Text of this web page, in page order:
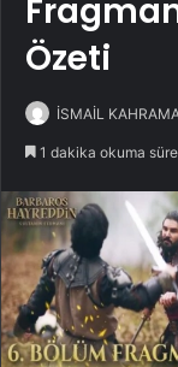
Özeti
İSMAİL
1 dakika okuma